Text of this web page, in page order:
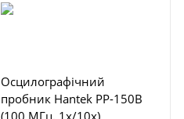
Осцилографічний
пробник Hantek PP-150B